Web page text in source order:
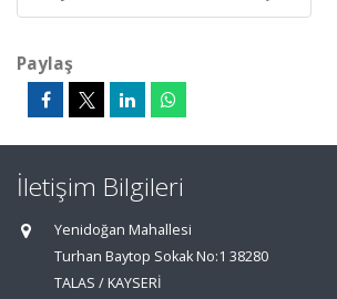
Paylaş
İletişim Bilgileri
Yenidoğan Mahallesi
Turhan Baytop Sokak No:1 38280
TALAS / KAYSERİ